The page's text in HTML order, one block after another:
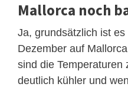
Mallorca noch
Ja, grundsätzlich ist
Dezember auf
sind die Temperaturen
deutlich kühler und